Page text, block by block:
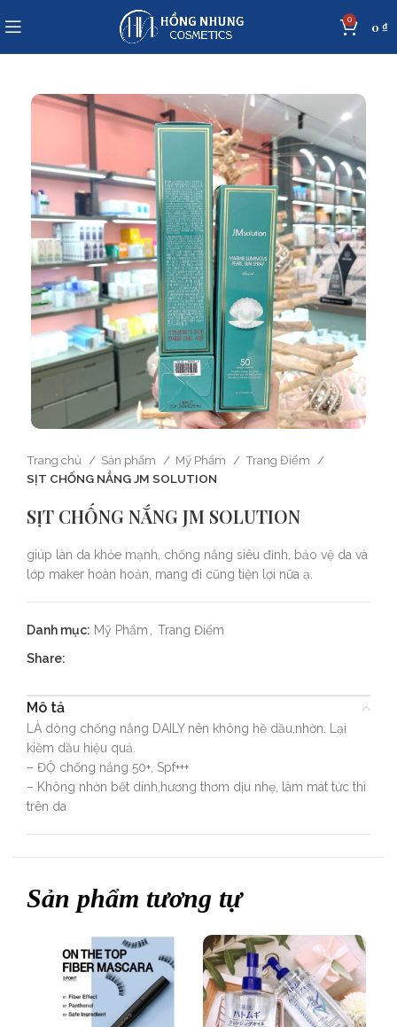
0 0 ₫
Trang chủ Sản phẩm Mỹ Phẩm
Trang Điểm
SỊT CHỐNG NẮNG JM SOLUTION
SỊT CHỐNG NẮNG JM SOLUTION
giúp làn da khỏe mạnh, chống nắng siêu đỉnh, bảo vệ da và
lớp maker hoàn hoản, mang đi cũng tiện lợi nữa ạ.
Danh mục: Mỹ Phẩm
Trang Điểm
Share:
Mô tả
LÀ dòng chống nắng DAILY nên không hề dầu,nhờn. Lại
kiềm dầu hiệu quả.
– ĐỘ chống nắng 50+, Spf+++
– Không nhờn bết dính,hương thơm dịu nhẹ, làm mát tức thì
trên da
Sản phẩm tương tự